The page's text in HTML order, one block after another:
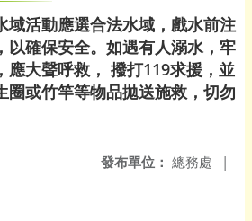
域活動應選合法水域，戲水前注
以確保安全。如遇有人溺水，牢
應大聲呼救， 撥打119求援，並
圈或竹竿等物品拋送施救，切勿
發布單位： 總務處 |